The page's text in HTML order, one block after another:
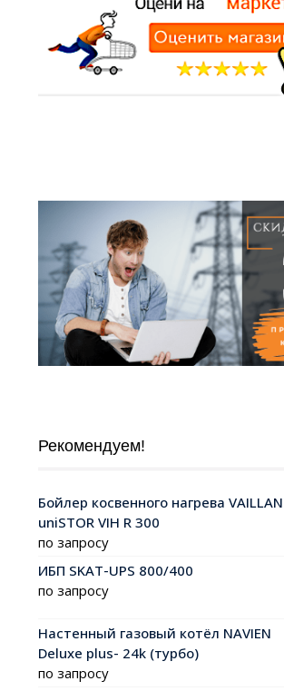
Рекомендуем!
Бойлер косвенного нагрева
uniSTOR VIH R 300
по запросу
ИБП SKAT-UPS 800/400
по запросу
Настенный газовый котёл NAVIEN
Deluxe plus- 24k (турбо)
по запросу